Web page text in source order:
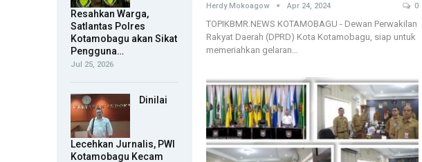
Herdy Mokoagow Apr 24, 2024 0
TOPIKBMR.NEWS KOTAMOBAGU - Dewan Perwakilan
Rakyat Daerah (DPRD) Kota Kotamobagu, siap untuk
memeriahkan gelaran…
Resahkan Warga,
Satlantas Polres
Kotamobagu akan Sikat
Pengguna…
Jul 25, 2026
Dinilai
Lecehkan Jurnalis, PWI
Kotamobagu Kecam